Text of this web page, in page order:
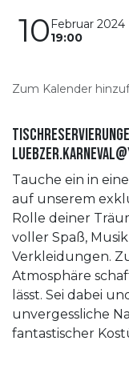
10 Februar 2024
19:00
Zum Kalender
Tauche ein in
auf unserem
Rolle deiner
voller Spaß,
Verkleidungen.
Atmosphäre
lässt. Sei dabei
unvergessliche
fantastischer